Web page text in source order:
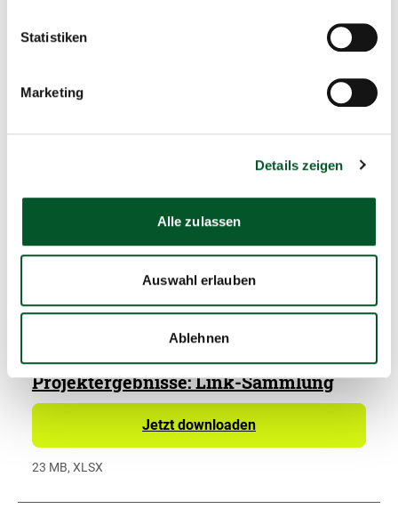
Statistiken
Marketing
Details zeigen
Alle zulassen
Auswahl erlauben
Ablehnen
Projektübersicht
Projektergebnisse: Link-Sammlung
Jetzt downloaden
23 MB, XLSX